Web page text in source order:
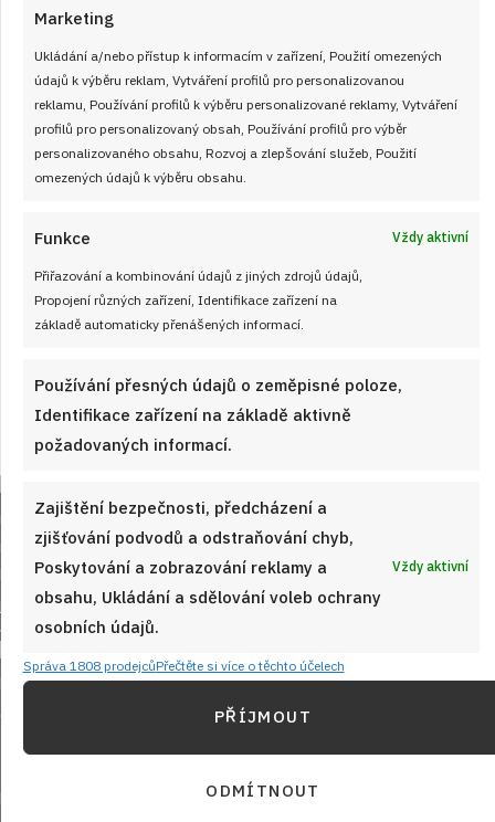
Marketing
Ukládání a/nebo přístup k informacím v zařízení, Použití omezených
údajů k výběru reklam, Vytváření profilů pro personalizovanou
reklamu, Používání profilů k výběru personalizované reklamy, Vytváření
profilů pro personalizovaný obsah, Používání profilů pro výběr
personalizovaného obsahu, Rozvoj a zlepšování služeb, Použití
omezených údajů k výběru obsahu.
Funkce Vždy aktivní
Přiřazování a kombinování údajů z jiných zdrojů údajů,
Propojení různých zařízení, Identifikace zařízení na
základě automaticky přenášených informací.
Používání přesných údajů o zeměpisné poloze,
Identifikace zařízení na základě aktivně
požadovaných informací.
Zajištění bezpečnosti, předcházení a
zjišťování podvodů a odstraňování chyb,
Poskytování a zobrazování reklamy a
obsahu, Ukládání a sdělování voleb ochrany
osobních údajů.
Vždy aktivní
Správa 1808 prodejcůPřečtěte si více o těchto účelech
PŘÍJMOUT
ODMÍTNOUT
Velký test slunečnicových olejů 2026: 7
výrobků z českých obchodů se značně
liší cenou i kvalitou